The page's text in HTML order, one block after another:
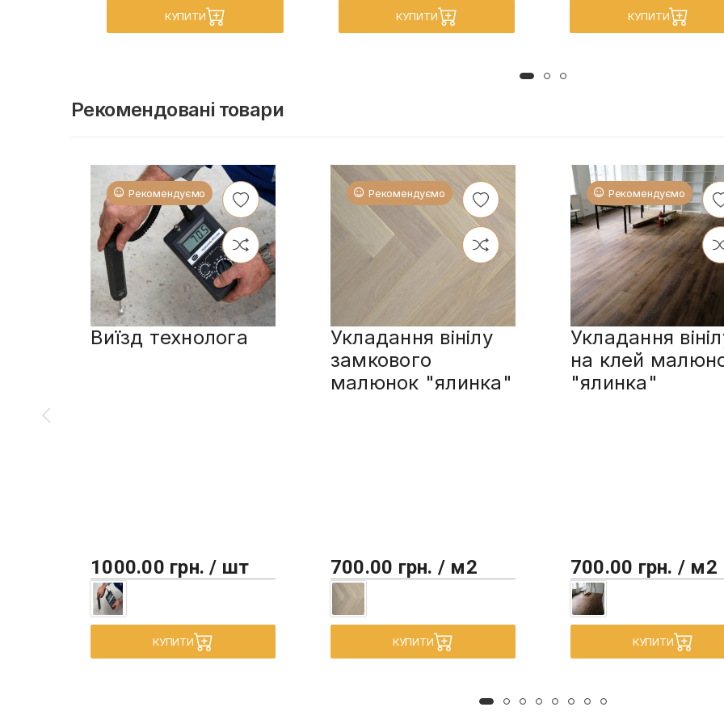
КУПИТИ КУПИТИ КУПИТИ
Рекомендовані товари
Рекомендуємо
Виїзд технолога
1000.00 грн. / шт
КУПИТИ
Рекомендуємо
Укладання вінілу
замкового
малюнок "ялинка"
700.00 грн. / м2
КУПИТИ
Рекомендуємо
Укладання
на клей
"ялинка"
700.00 грн. / м2
КУПИТИ